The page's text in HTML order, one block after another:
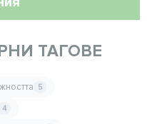
ТАГОВЕ
5
4